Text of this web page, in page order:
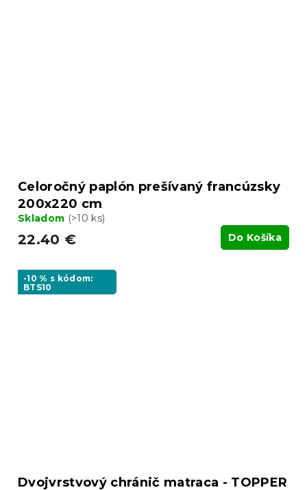
Celoročný paplón prešívaný francúzsky
200x220 cm
Skladom (>10 ks)
22.40 € Do Košíka
-10 % s kódom:
BTS10
Dvojvrstvový chránič matraca - TOPPER